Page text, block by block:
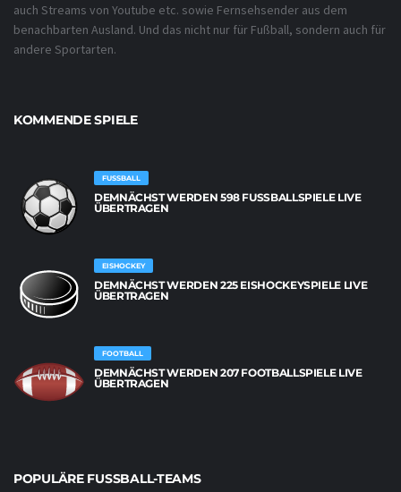
auch Streams von Youtube etc. sowie Fernsehsender aus dem
benachbarten Ausland. Und das nicht nur für Fußball, sondern auch für
andere Sportarten.
KOMMENDE SPIELE
FUSSBALL
DEMNÄCHST WERDEN 598 FUSSBALLSPIELE LIVE Ü
BERTRAGEN
EISHOCKEY
DEMNÄCHST WERDEN 225 EISHOCKEYSPIELE LIVE
ÜBERTRAGEN
FOOTBALL
DEMNÄCHST WERDEN 207 FOOTBALLSPIELE LIVE
ÜBERTRAGEN
POPULÄRE FUSSBALL-TEAMS